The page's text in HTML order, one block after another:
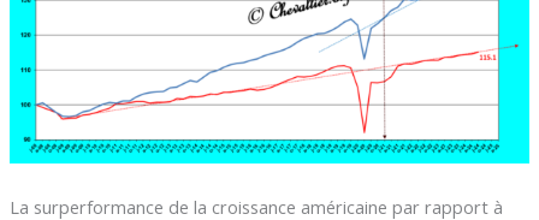
La surperformance de la croissance américaine par rapport à